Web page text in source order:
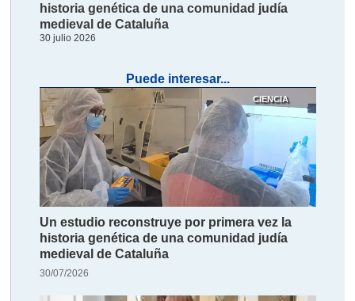
historia genética de una comunidad judía
medieval de Cataluña
30 julio 2026
Puede interesar...
CIENCIA
Un estudio reconstruye por primera vez la
historia genética de una comunidad judía
medieval de Cataluña
30/07/2026